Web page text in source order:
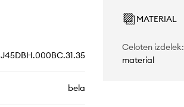
J45DBH.000BC.31.35
bela
MATERIAL
Celoten izdelek:
material